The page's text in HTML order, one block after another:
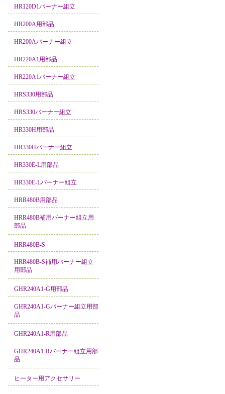
HR120D1バーナー組立
HR200A用部品
HR200Aバーナー組立
HR220A1用部品
HR220A1バーナー組立
HRS330用部品
HRS330バーナー組立
HR330H用部品
HR330Hバーナー組立
HR330E-L用部品
HR330E-Lバーナー組立
HRR480B用部品
HRR480B補用バーナー組立用
部品
HRR480B-S
HRR480B-S補用バーナー組立
用部品
GHR240A1-G用部品
GHR240A1-Gバーナー組立用部
品
GHR240A1-R用部品
GHR240A1-Rバーナー組立用部
品
ヒーター用アクセサリー